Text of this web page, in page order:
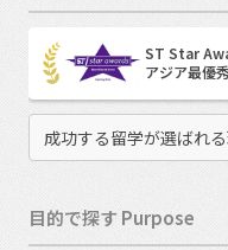
ST Star
アジア最優
成功する留学が選ばれ
目的で探す Purpose